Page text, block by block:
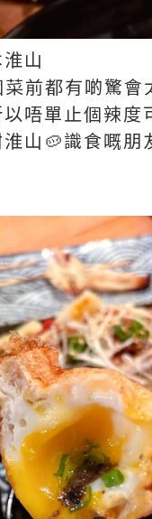
山
前都有啲驚
唔單止個辣度
山🥔識食嘅朋